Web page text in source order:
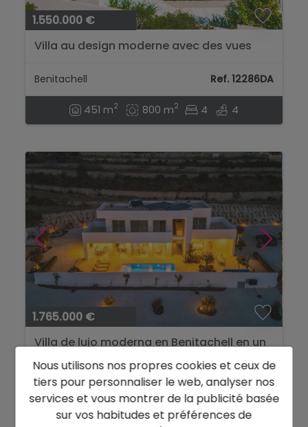
1.550.000 €
Villa au design moderne avec des vues
caractéristiques luxueuses...
Benitachell Ref. 12286DA
451 m2 800 m2 4 4
1.765.000 €
Villa de lujo moderna en Benitachell en un
Benitachell Ref. 12653DR
323 m2 10.814 m2 6 3
Nous utilisons nos propres cookies et ceux de
tiers pour personnaliser le web, analyser nos
services et vous montrer de la publicité basée
sur vos habitudes et préférences de